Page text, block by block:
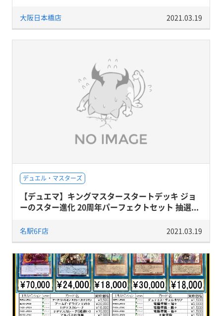
大阪日本橋店 2021.03.19
デュエル・マスターズ
【デュエマ】キングマスタースタートデッキ ジョ
ーのスター進化 20周年パーフェクトセット 抽選...
名駅6F店 2021.03.19